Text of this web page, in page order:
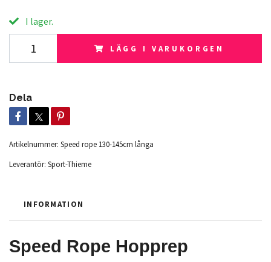
I lager.
LÄGG I VARUKORGEN
Dela
Artikelnummer: Speed rope 130-145cm långa
Leverantör: Sport-Thieme
INFORMATION
Speed Rope Hopprep